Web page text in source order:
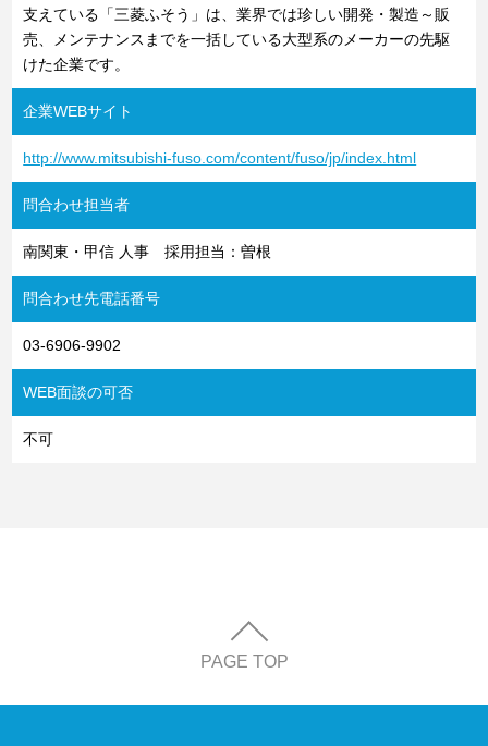
支えている「三菱ふそう」は、業界では珍しい開発・製造～販
売、メンテナンスまでを一括している大型系のメーカーの先駆
けた企業です。
企業WEBサイト
http://www.mitsubishi-fuso.com/content/fuso/jp/index.html
問合わせ担当者
南関東・甲信 人事 採用担当：曽根
問合わせ先電話番号
03-6906-9902
WEB面談の可否
不可
PAGE TOP